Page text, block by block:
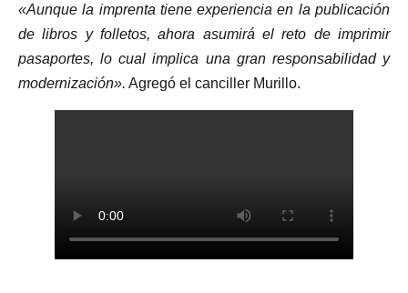
«Aunque la imprenta tiene experiencia en la publicación
de libros y folletos, ahora asumirá el reto de imprimir
pasaportes, lo cual implica una gran responsabilidad y
modernización». Agregó el canciller Murillo.